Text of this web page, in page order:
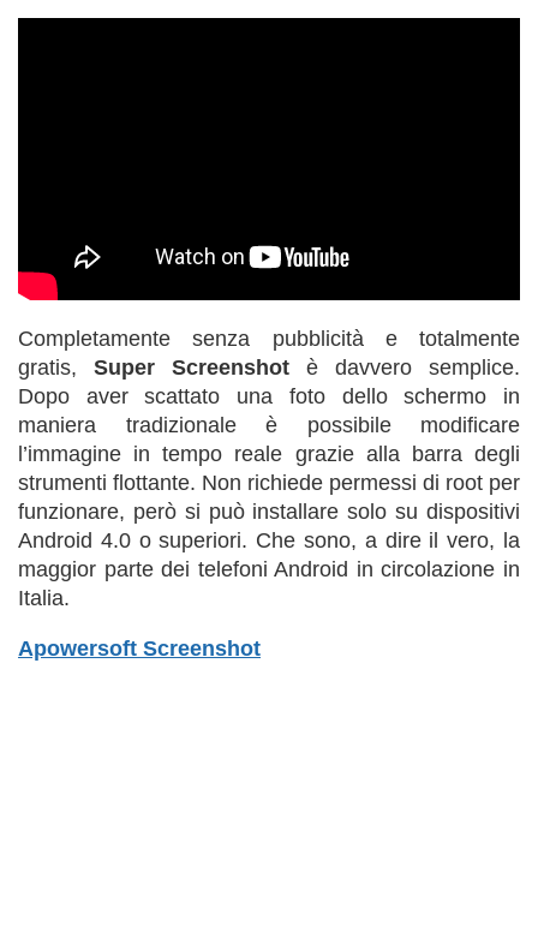
Completamente senza pubblicità e totalmente
gratis, Super Screenshot è davvero semplice.
Dopo aver scattato una foto dello schermo in
maniera tradizionale è possibile modificare
l’immagine in tempo reale grazie alla barra degli
strumenti flottante. Non richiede permessi di root per
funzionare, però si può installare solo su dispositivi
Android 4.0 o superiori. Che sono, a dire il vero, la
maggior parte dei telefoni Android in circolazione in
Italia.
Apowersoft Screenshot